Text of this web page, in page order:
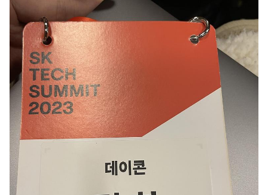
달랐습니다..! 디테일한 내용들은 후술 하고.. 결론적으로 느낀 것은..1. 모델을
직접 학습하고 활용하는 사례가 굉장히 많이 줄어들었다. (API 기반의 솔루션,
프로덕트가 대부분)2. MLOps, LLMOps 관련 솔루션들이 오히려 탄탄한 기
술력을 갖고 있다고 느껴졌고 시장성도 좋다는 생각이 들었다.3. 같은 맥락에서
computing resource 관련 사업도 유망하다는 생각이 들었..